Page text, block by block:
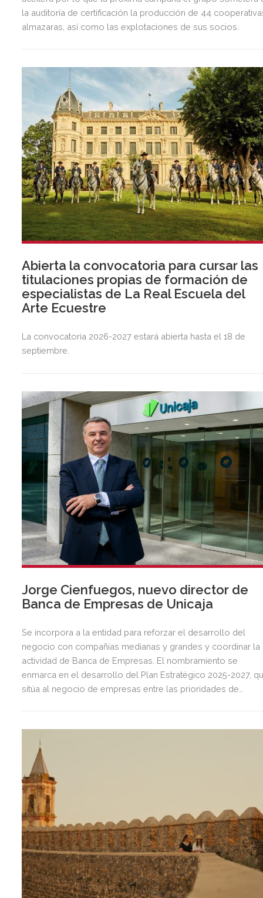
la auditoría de certificación la producción de 44
almazaras, así como las explotaciones de sus socios.
Abierta la convocatoria para cursar las
titulaciones propias de formación de
especialistas de La Real Escuela del
Arte Ecuestre
La convocatoria 2026-2027 estará abierta hasta el 18 de
septiembre.
Jorge Cienfuegos, nuevo director de
Banca de Empresas de Unicaja
Se incorpora a la entidad para reforzar el desarrollo del
negocio con compañías medianas y grandes y coordinar la
actividad de Banca de Empresas. El nombramiento se
enmarca en el desarrollo del Plan Estratégico 2025-2027,
sitúa al negocio de empresas entre las prioridades de